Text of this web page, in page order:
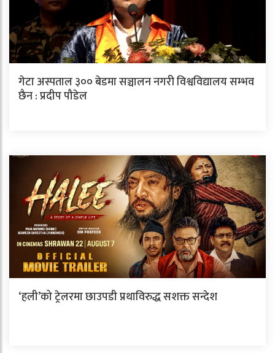
गेटा अस्पताल ३०० बेडमा सञ्चालन नगरी विश्वविद्यालय सम्भव
छैन : प्रदीप पौडेल
‘हली’को ट्रेलरमा छाउपडी प्रथाविरुद्ध सशक्त सन्देश